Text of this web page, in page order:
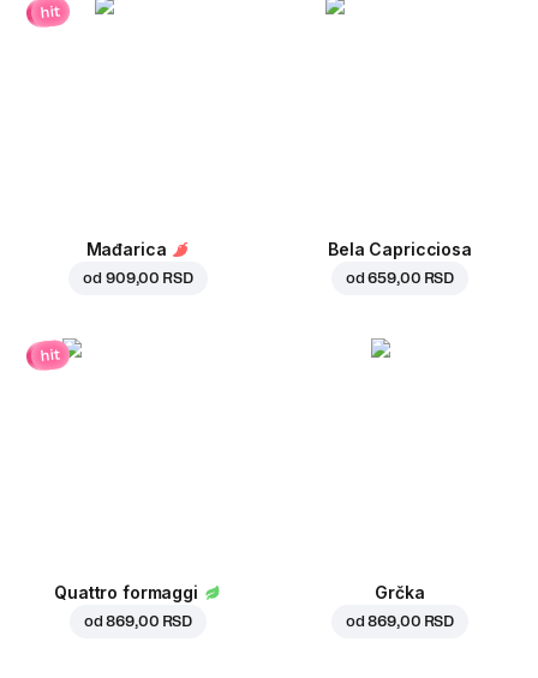
hit
Mađarica
od 909,00 RSD
Bela Capricciosa
od659,00 RSD
hit
Quattro formaggi
od869,00 RSD
Grčka
od869,00 RSD